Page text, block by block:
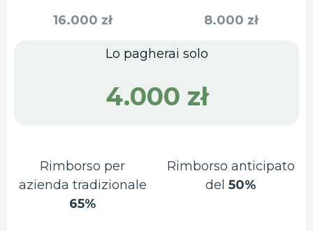
16.000 zł 8.000 zł
Lo pagherai solo
4.000 zł
Rimborso per
azienda tradizionale
65%
Rimborso anticipato
del 50%